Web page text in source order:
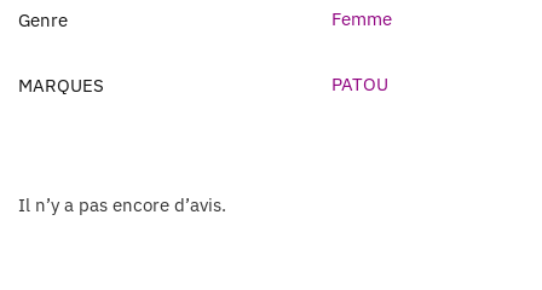
Genre Femme
MARQUES PATOU
Il n’y a pas encore d’avis.